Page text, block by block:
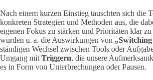
Nach einem kurzen Einstieg tauschten sich die
konkreten Strategien und Methoden aus, die
eigenen Fokus zu stärken und Prioritäten klar
wurden u. a. die Auswirkungen von „Switching
ständigen Wechsel zwischen Tools oder
Umgang mit Triggern, die unsere
es in Form von Unterbrechungen oder Pausen.